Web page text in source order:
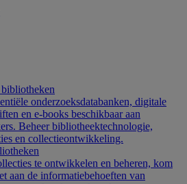
onderzoeksdatabanken, digitale
en e-books beschikbaar aan
Beheer bibliotheektechnologie,
en collectieontwikkeling.
te ontwikkelen en beheren, kom
aan de informatiebehoeften van